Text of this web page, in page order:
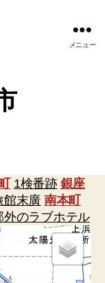
メニュー
1検番跡 銀座
館末廣 南本町
外のラブホテル